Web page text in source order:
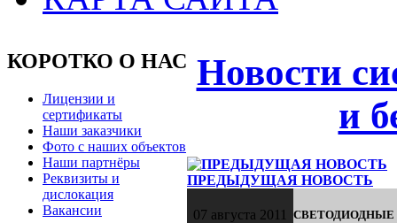
КОРОТКО О НАС
Лицензии и
сертификаты
Наши заказчики
Фото с наших объектов
Наши партнёры
Реквизиты и
дислокация
Вакансии
Новости
и
ПРЕДЫДУЩАЯ НОВОСТЬ
07 августа 2011 СВЕТОДИОДНЫЕ